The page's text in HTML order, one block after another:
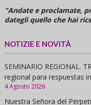
"Andate e proclamate,
dategli quello che hai
NOTIZIE E NOVITÀ
SEMINARIO REGIONAL.
regional para respuestas
4 Agosto 2026
Nuestra Señora del